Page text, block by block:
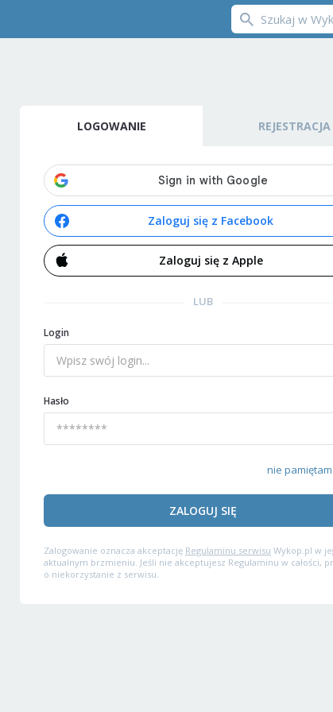
LOGOWANIE REJESTRACJA
Zaloguj się z Facebook
Zaloguj się z Apple
LUB
Login
Hasło
nie pamiętam
ZALOGUJ SIĘ
Zalogowanie oznacza akceptację Regulaminu serwisu Wykop.pl w
aktualnym brzmieniu. Jeśli nie akceptujesz Regulaminu w całości,
o niekorzystanie z serwisu.